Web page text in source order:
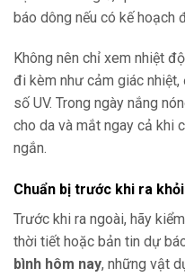
báo dông nếu có kế hoạch
Không nên chỉ xem nhiệt
đi kèm như cảm giác
số UV. Trong ngày nắng
cho da và mắt ngay cả khi
ngắn.
Chuẩn bị trước khi ra
Trước khi ra ngoài, hãy
thời tiết hoặc bản tin dự
bình hôm nay, những vật